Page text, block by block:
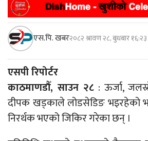
एस.पि. खबर२०८२ श्रावण २८, बुधबार
एसपी रिपोर्टर
काठमाणडौँ, साउन २८ : ऊर्जा,
दीपक खड्काले लोडसेडिङ भइरहेको
निरर्थक भएको जिकिर गरेका छन् ।